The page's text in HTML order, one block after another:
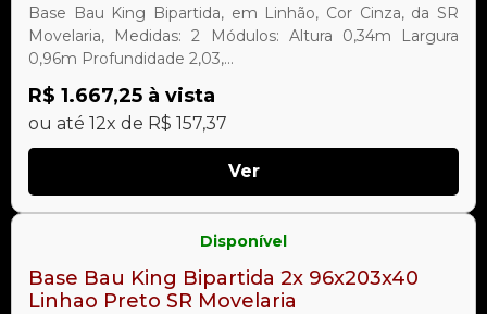
Base Bau King Bipartida, em Linhão, Cor Cinza, da SR
Movelaria, Medidas: 2 Módulos: Altura 0,34m Largura
0,96m Profundidade 2,03,...
R$ 1.667,25 à vista
ou até 12x de R$ 157,37
Ver
Disponível
Base Bau King Bipartida 2x 96x203x40
Linhao Preto SR Movelaria